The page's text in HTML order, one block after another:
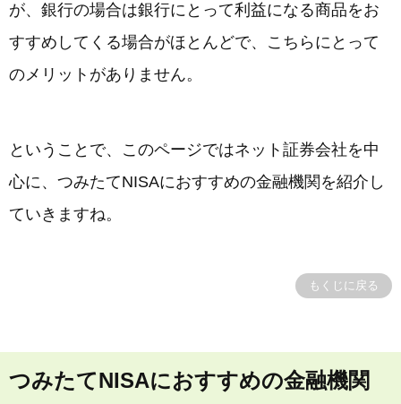
が、銀行の場合は銀行にとって利益になる商品をお
すすめしてくる場合がほとんどで、こちらにとって
のメリットがありません。
ということで、このページではネット証券会社を中
心に、つみたてNISAにおすすめの金融機関を紹介し
ていきますね。
もくじに戻る
つみたてNISAにおすすめの金融機関